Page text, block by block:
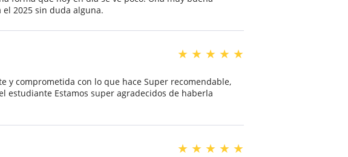
2025 sin duda alguna.
★ ★ ★ ★ ★
y comprometida con lo que hace Super recomendable,
estudiante Estamos super agradecidos de haberla
★ ★ ★ ★ ★